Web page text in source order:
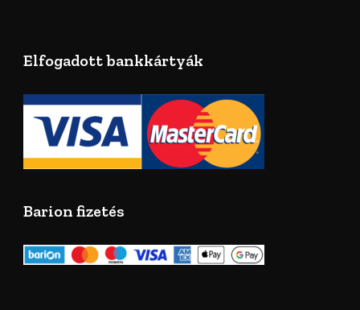
Elfogadott bankkártyák
Barion fizetés